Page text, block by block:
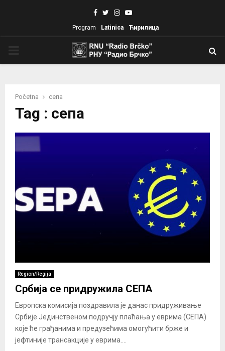
Facebook
TwitterInstagram
Youtube
Program Latinica Ћирилица
Početna сепа
Tag : сепа
Region/Regija
Србија се придружила СЕПА
Европска комисија поздравила је данас придруживање
Србије Јединственом подручју плаћања у еврима (СЕПА)
које ће грађанима и предузећима омогућити брже и
јефтиније трансакције у еврима....